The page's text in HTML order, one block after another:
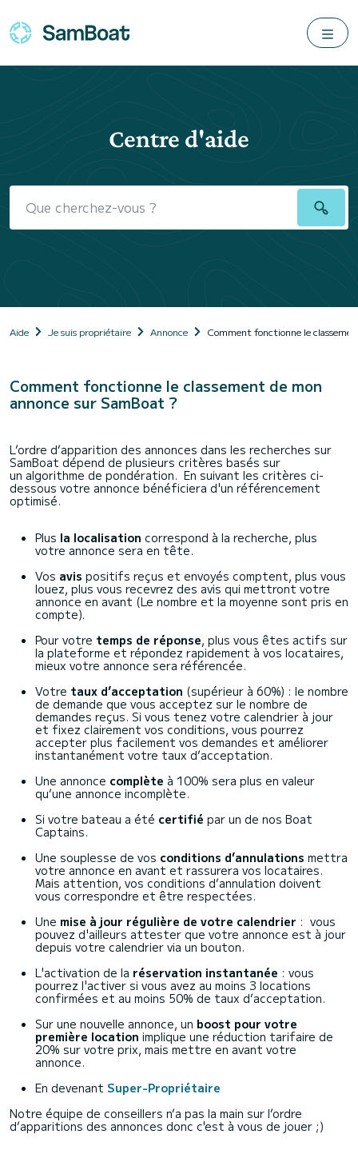
Centre d'aide
Aide Je suis propriétaire Annonce Comment fonctionne le
Comment fonctionne le classement de mon
annonce sur SamBoat ?
L’ordre d’apparition des annonces dans les recherches sur
SamBoat dépend de plusieurs critères basés sur
un algorithme de pondération. En suivant les critères ci-
dessous votre annonce bénéficiera d'un référencement
optimisé.
Plus la localisation correspond à la recherche, plus
votre annonce sera en tête.
Vos avis positifs reçus et envoyés comptent, plus vous
louez, plus vous recevrez des avis qui mettront votre
annonce en avant (Le nombre et la moyenne sont pris en
compte).
Pour votre temps de réponse, plus vous êtes actifs sur
la plateforme et répondez rapidement à vos locataires,
mieux votre annonce sera référencée.
Votre taux d’acceptation (supérieur à 60%) : le nombre
de demande que vous acceptez sur le nombre de
demandes reçus. Si vous tenez votre calendrier à jour
et fixez clairement vos conditions, vous pourrez
accepter plus facilement vos demandes et améliorer
instantanément votre taux d’acceptation.
Une annonce complète à 100% sera plus en valeur
qu’une annonce incomplète.
Si votre bateau a été certifié par un de nos Boat
Captains.
Une souplesse de vos conditions d’annulations mettra
votre annonce en avant et rassurera vos locataires.
Mais attention, vos conditions d’annulation doivent
vous correspondre et être respectées.
Une mise à jour régulière de votre calendrier : vous
pouvez d'ailleurs attester que votre annonce est à jour
depuis votre calendrier via un bouton.
L'activation de la réservation instantanée : vous
pourrez l'activer si vous avez au moins 3 locations
confirmées et au moins 50% de taux d’acceptation.
Sur une nouvelle annonce, un boost pour votre
première location implique une réduction tarifaire de
20% sur votre prix, mais mettre en avant votre
annonce.
En devenant Super-Propriétaire
Notre équipe de conseillers n’a pas la main sur l’ordre
d’apparitions des annonces donc c'est à vous de jouer ;)